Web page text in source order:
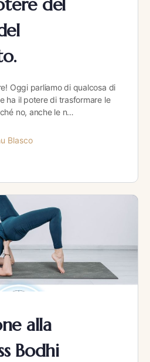
Oggi parliamo di qualcosa di
ha il potere di trasformare le
no, anche le n…
Blasco
alla
Bodhi